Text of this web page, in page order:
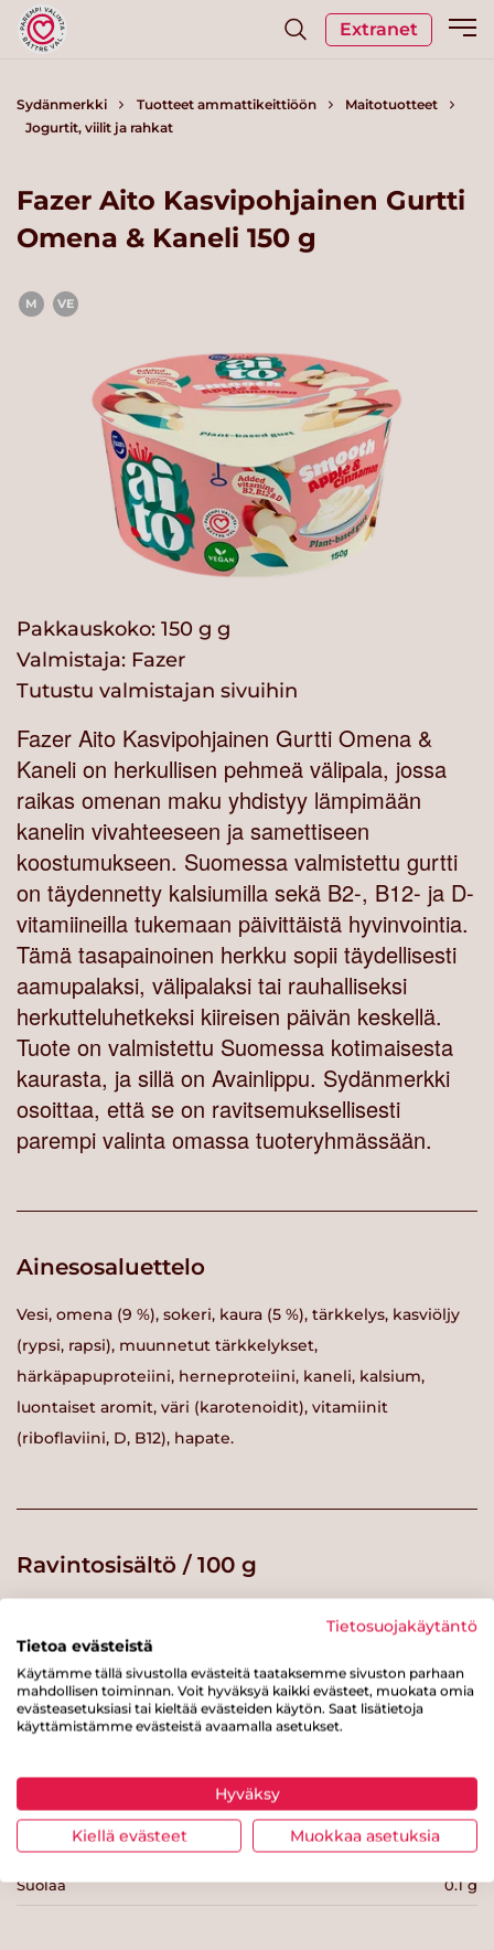
Extranet
Sydänmerkki Tuotteet ammattikeittiöön
Maitotuotteet
Jogurtit, viilit ja rahkat
Fazer Aito Kasvipohjainen Gurtti
Omena & Kaneli 150 g
M VE
Pakkauskoko: 150 g g
Valmistaja: Fazer
Tutustu valmistajan sivuihin
Fazer Aito Kasvipohjainen Gurtti Omena &
Kaneli on herkullisen pehmeä välipala, jossa
raikas omenan maku yhdistyy lämpimään
kanelin vivahteeseen ja samettiseen
koostumukseen. Suomessa valmistettu gurtti
on täydennetty kalsiumilla sekä B2-, B12- ja D-
vitamiineilla tukemaan päivittäistä hyvinvointia.
Tämä tasapainoinen herkku sopii täydellisesti
aamupalaksi, välipalaksi tai rauhalliseksi
herkutteluhetkeksi kiireisen päivän keskellä.
Tuote on valmistettu Suomessa kotimaisesta
kaurasta, ja sillä on Avainlippu. Sydänmerkki
osoittaa, että se on ravitsemuksellisesti
parempi valinta omassa tuoteryhmässään.
Ainesosaluettelo
Vesi, omena (9 %), sokeri, kaura (5 %), tärkkelys, kasviöljy
(rypsi, rapsi), muunnetut tärkkelykset,
härkäpapuproteiini, herneproteiini, kaneli, kalsium,
luontaiset aromit, väri (karotenoidit), vitamiinit
(riboflaviini, D, B12), hapate.
Ravintosisältö / 100 g
Rasvaa
josta tyydyttynyttä rasvaa 0.2 g
Hiilihydraatteja
Kuitua g
Proteiinia 1.9 g
Suolaa 0.1 g
Tietosuojakäytäntö
Tietoa evästeistä
Käytämme tällä sivustolla evästeitä taataksemme sivuston parhaan
mahdollisen toiminnan. Voit hyväksyä kaikki evästeet, muokata omia
evästeasetuksiasi tai kieltää evästeiden käytön. Saat lisätietoja
käyttämistämme evästeistä avaamalla asetukset.
Hyväksy
Kiellä evästeet Muokkaa asetuksia